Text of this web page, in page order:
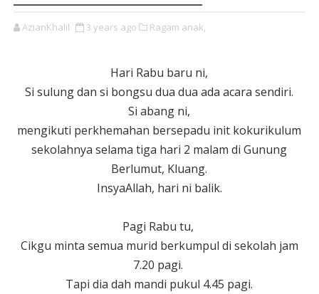
AzianKhalil 3 years ago Ragam anak,
Hari Rabu baru ni,
Si sulung dan si bongsu dua dua ada acara sendiri.
Si abang ni,
mengikuti perkhemahan bersepadu init kokurikulum
sekolahnya selama tiga hari 2 malam di Gunung
Berlumut, Kluang.
InsyaAllah, hari ni balik.
Pagi Rabu tu,
Cikgu minta semua murid berkumpul di sekolah jam
7.20 pagi.
Tapi dia dah mandi pukul 4.45 pagi.